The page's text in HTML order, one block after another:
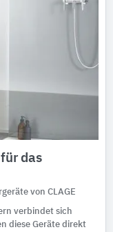
das
von CLAGE
verbindet sich
diese Geräte direkt